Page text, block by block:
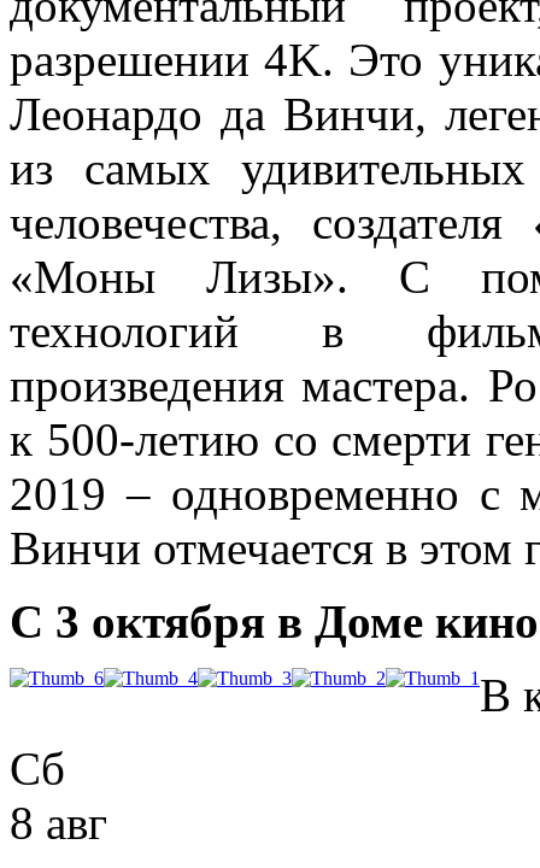
разрешении 4K. Это
Леонардо да Винчи,
из самых
человечества,
«Моны Лизы». С
технологий в
произведения мастера.
к 500-летию со смерти
2019 – одновременно с
Винчи отмечается в этом
С 3 октября в Доме кино
В
Сб
8 авг